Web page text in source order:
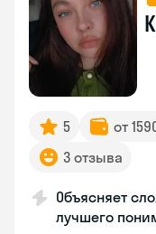
5 от
3 отзыва
Объясняет
лучшего